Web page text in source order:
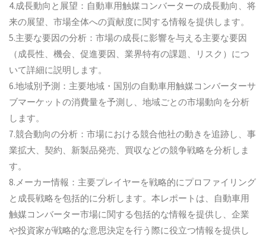
4.成長動向と展望：自動車用触媒コンバーターの成長動向、将
来の展望、市場全体への貢献度に関する情報を提供します。
5.主要な要因の分析：市場の成長に影響を与える主要な要因
（成長性、機会、促進要因、業界特有の課題、リスク）につ
いて詳細に説明します。
6.地域別予測：主要地域・国別の自動車用触媒コンバーターサ
ブマーケットの消費量を予測し、地域ごとの市場動向を分析
します。
7.競合動向の分析：市場における競合他社の動きを追跡し、事
業拡大、契約、新製品発売、買収などの競争戦略を分析しま
す。
8.メーカー情報：主要プレイヤーを戦略的にプロファイリング
と成長戦略を包括的に分析します。本レポートは、自動車用
触媒コンバーター市場に関する包括的な情報を提供し、企業
や投資家が戦略的な意思決定を行う際に役立つ情報を提供し